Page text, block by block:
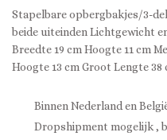
Stapelbare opbergbakjes/3-
beide uiteinden Lichtgewicht
Breedte 19 cm Hoogte 11 cm
Hoogte 13 cm Groot Lengte 38
Binnen Nederland en
Dropshipment mogelijk ,